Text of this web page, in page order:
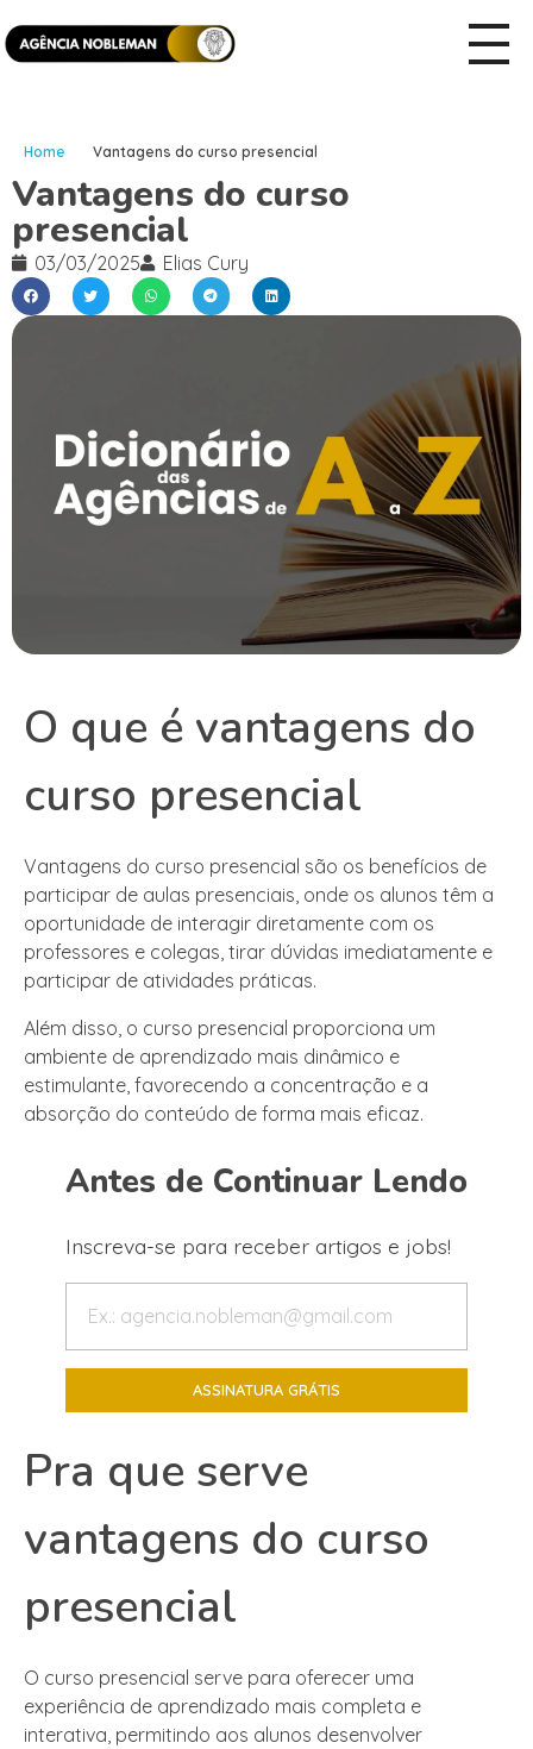
Home Vantagens do curso presencial
Vantagens do curso
presencial
03/03/2025 Elias Cury
O que é vantagens do
curso presencial
Vantagens do curso presencial são os benefícios de
participar de aulas presenciais, onde os alunos têm a
oportunidade de interagir diretamente com os
professores e colegas, tirar dúvidas imediatamente e
participar de atividades práticas.
Além disso, o curso presencial proporciona um
ambiente de aprendizado mais dinâmico e
estimulante, favorecendo a concentração e a
absorção do conteúdo de forma mais eficaz.
Antes de Continuar Lendo
Inscreva-se para receber artigos e jobs!
Pra que serve
vantagens do curso
presencial
O curso presencial serve para oferecer uma
experiência de aprendizado mais completa e
interativa, permitindo aos alunos desenvolver